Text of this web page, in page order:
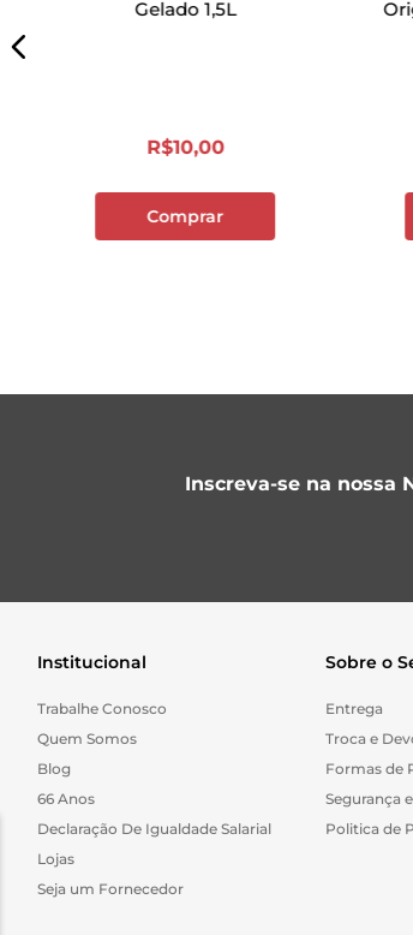
Gelado 1,5L
R$10,00
Comprar
Inscreva-se na nossa
Institucional
Trabalhe Conosco
Quem Somos
Blog
66 Anos
Declaração De Igualdade Salarial
Lojas
Seja um Fornecedor
Sobre o
Entrega
Troca e
Formas de
Segurança
Politica de